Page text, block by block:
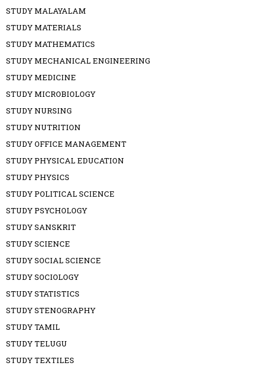
STUDY MALAYALAM
STUDY MATERIALS
STUDY MATHEMATICS
STUDY MECHANICAL ENGINEERING
STUDY MEDICINE
STUDY MICROBIOLOGY
STUDY NURSING
STUDY NUTRITION
STUDY OFFICE MANAGEMENT
STUDY PHYSICAL EDUCATION
STUDY PHYSICS
STUDY POLITICAL SCIENCE
STUDY PSYCHOLOGY
STUDY SANSKRIT
STUDY SCIENCE
STUDY SOCIAL SCIENCE
STUDY SOCIOLOGY
STUDY STATISTICS
STUDY STENOGRAPHY
STUDY TAMIL
STUDY TELUGU
STUDY TEXTILES